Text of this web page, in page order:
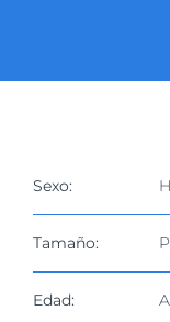
imagen
Sexo:
Tamaño:
Edad: